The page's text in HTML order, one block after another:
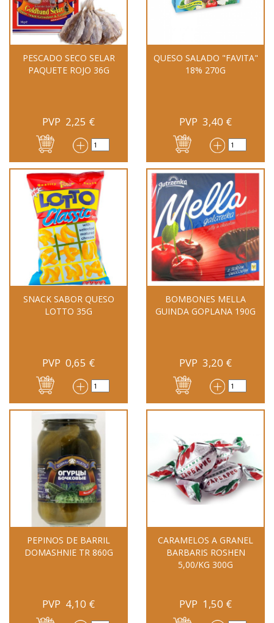
PESCADO SECO SELAR
PAQUETE ROJO 36G
PVP 2,25 €
QUESO SALADO "FAVITA"
18% 270G
PVP 3,40 €
SNACK SABOR QUESO
LOTTO 35G
PVP 0,65 €
BOMBONES MELLA
GUINDA GOPLANA 190G
PVP 3,20 €
PEPINOS DE BARRIL
DOMASHNIE TR 860G
PVP 4,10 €
CARAMELOS A GRANEL
BARBARIS ROSHEN
5,00/KG 300G
PVP 1,50 €